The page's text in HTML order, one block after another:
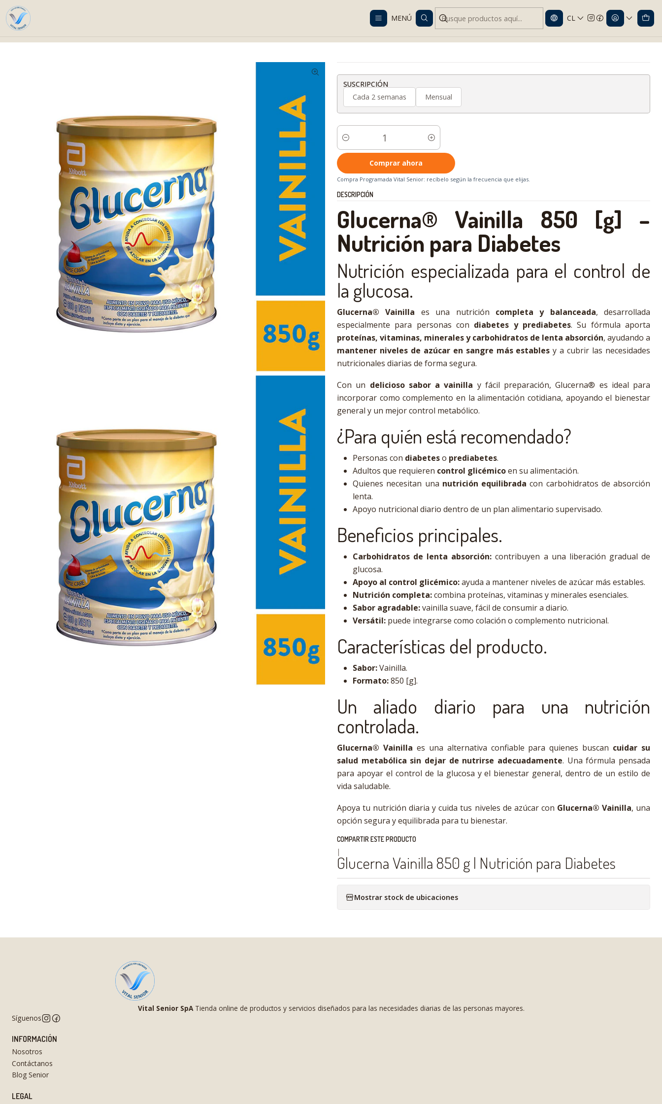
MENÚ CL
Despacho gratis en RM desde $100.000. Revisa las condiciones.
Glucerna Vainilla 850 g | Nutrición para Diabetes
SUSCRIPCIÓN
Cada 2 semanas
Mensual
Cantidad
Comprar ahora
Compra Programada Vital Senior: recíbelo según la frecuencia que elijas.
DESCRIPCIÓN
Glucerna® Vainilla 850 [g] –
Nutrición para Diabetes
Nutrición especializada para el control de
la glucosa.
Glucerna® Vainilla es una nutrición completa y balanceada, desarrollada
especialmente para personas con diabetes y prediabetes. Su fórmula aporta
proteínas, vitaminas, minerales y carbohidratos de lenta absorción, ayudando a
mantener niveles de azúcar en sangre más estables y a cubrir las necesidades
nutricionales diarias de forma segura.
Con un delicioso sabor a vainilla y fácil preparación, Glucerna® es ideal para
incorporar como complemento en la alimentación cotidiana, apoyando el bienestar
general y un mejor control metabólico.
¿Para quién está recomendado?
Personas con diabeteso prediabetes.
Adultos que requieren control glicémicoen su alimentación.
Quienes necesitan una nutrición equilibrada con carbohidratos de absorción
lenta.
Apoyo nutricional diario dentro de un plan alimentario supervisado.
Beneficios principales.
Carbohidratos de lenta absorción: contribuyen a una liberación gradual de
glucosa.
Apoyo al control glicémico:ayuda a mantener niveles de azúcar más estables.
Nutrición completa:combina proteínas, vitaminas y minerales esenciales.
Sabor agradable:vainilla suave, fácil de consumir a diario.
Versátil: puede integrarse como colación o complemento nutricional.
Características del producto.
Sabor:Vainilla.
Formato:850 [g].
Un aliado diario para una nutrición
controlada.
Glucerna® Vainilla es una alternativa confiable para quienes buscan cuidar su
salud metabólica sin dejar de nutrirse adecuadamente. Una fórmula pensada
para apoyar el control de la glucosa y el bienestar general, dentro de un estilo de
vida saludable.
Apoya tu nutrición diaria y cuida tus niveles de azúcar con Glucerna® Vainilla, una
opción segura y equilibrada para tu bienestar.
COMPARTIR ESTE PRODUCTO
|
Glucerna Vainilla 850 g | Nutrición para Diabetes
Mostrar stock de ubicaciones
Vital Senior SpATienda online de productos y servicios diseñados para las necesidades diarias de las personas mayores.
Síguenos
INFORMACIÓN
Nosotros
Contáctanos
Blog Senior
LEGAL